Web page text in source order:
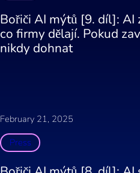
Bořiči AI mýtů [9. díl]: AI
co firmy dělají. Pokud
nikdy dohnat
February 21, 2025
Press